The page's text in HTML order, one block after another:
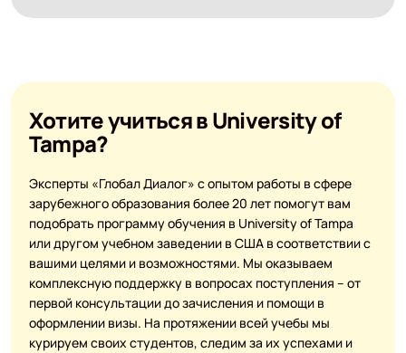
Хотите учиться в University of
Tampa?
Эксперты «Глобал Диалог» с опытом работы в сфере
зарубежного образования более 20 лет помогут вам
подобрать программу обучения в University of Tampa
или другом учебном заведении в США в соответствии с
вашими целями и возможностями. Мы оказываем
комплексную поддержку в вопросах поступления – от
первой консультации до зачисления и помощи в
оформлении визы. На протяжении всей учебы мы
курируем своих студентов, следим за их успехами и